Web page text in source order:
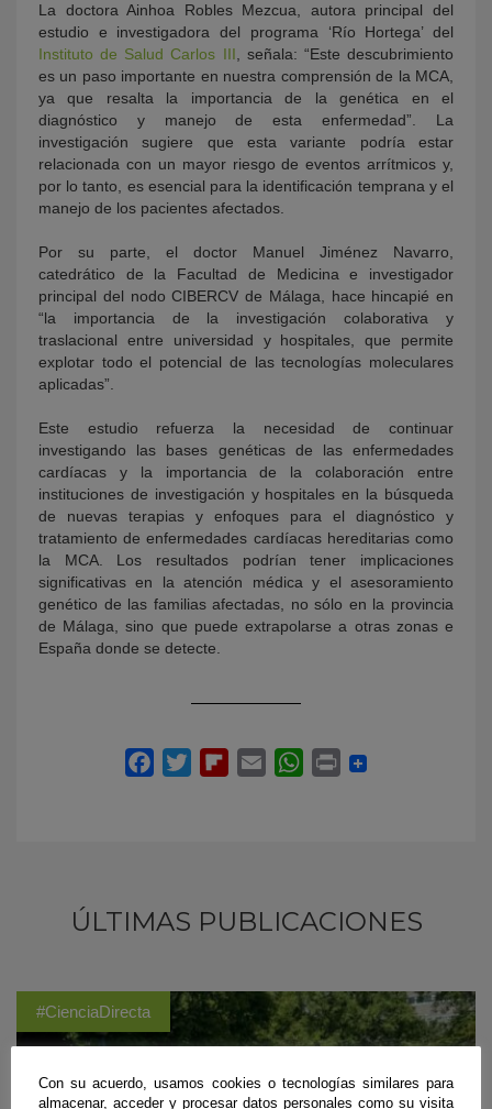
La doctora Ainhoa Robles Mezcua, autora principal del
estudio e investigadora del programa ‘Río Hortega’ del
Instituto de Salud Carlos III, señala: “Este descubrimiento
es un paso importante en nuestra comprensión de la MCA,
ya que resalta la importancia de la genética en el
diagnóstico y manejo de esta enfermedad”. La
investigación sugiere que esta variante podría estar
relacionada con un mayor riesgo de eventos arrítmicos y,
por lo tanto, es esencial para la identificación temprana y el
manejo de los pacientes afectados.
Por su parte, el doctor Manuel Jiménez Navarro,
catedrático de la Facultad de Medicina e investigador
principal del nodo CIBERCV de Málaga, hace hincapié en
“la importancia de la investigación colaborativa y
traslacional entre universidad y hospitales, que permite
explotar todo el potencial de las tecnologías moleculares
aplicadas”.
Este estudio refuerza la necesidad de continuar
investigando las bases genéticas de las enfermedades
cardíacas y la importancia de la colaboración entre
instituciones de investigación y hospitales en la búsqueda
de nuevas terapias y enfoques para el diagnóstico y
tratamiento de enfermedades cardíacas hereditarias como
la MCA. Los resultados podrían tener implicaciones
significativas en la atención médica y el asesoramiento
genético de las familias afectadas, no sólo en la provincia
de Málaga, sino que puede extrapolarse a otras zonas e
España donde se detecte.
ÚLTIMAS PUBLICACIONES
#CienciaDirecta
Con su acuerdo, usamos cookies o tecnologías similares para
almacenar, acceder y procesar datos personales como su visita